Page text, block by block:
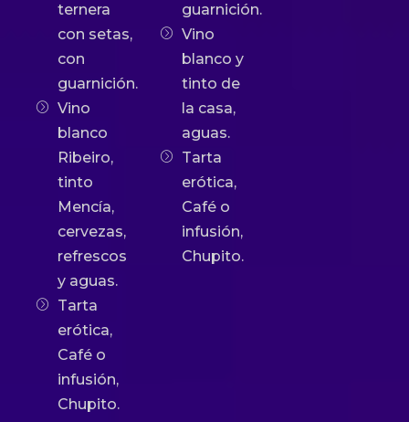
ternera
con setas,
con
guarnición.
Vino
blanco
Ribeiro,
tinto
Mencía,
cervezas,
refrescos
y aguas.
Tarta
erótica,
Café o
infusión,
Chupito.
guarnición.
Vino
blanco y
tinto de
la casa,
aguas.
Tarta
erótica,
Café o
infusión,
Chupito.